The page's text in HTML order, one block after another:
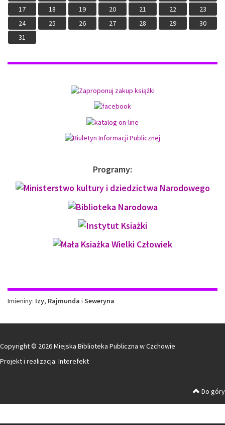
17
18 19 20 21 22
23
24
25 26 27 28 29
30
31
Programy:
Imieniny
Imieniny: Izy, Rajmunda i Seweryna
Copyright © 2026 Miejska Biblioteka Publiczna w Czchowie
Projekt i realizacja: Interefekt
Do góry